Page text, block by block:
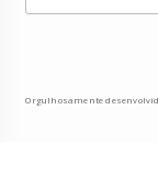
Orgulhosamente